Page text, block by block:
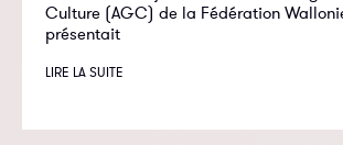
Culture (AGC) de la Fédération
présentait
LIRE LA SUITE